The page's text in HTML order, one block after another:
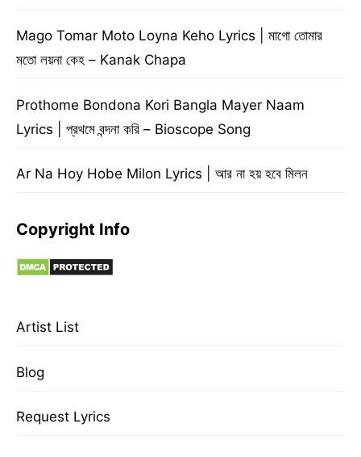
Mago Tomar Moto Loyna Keho Lyrics | মাগো তোমার
মতো লয়না কেহ – Kanak Chapa
Prothome Bondona Kori Bangla Mayer Naam
Lyrics | প্রথমে বন্দনা করি – Bioscope Song
Ar Na Hoy Hobe Milon Lyrics | আর না হয় হবে মিলন
Copyright Info
Artist List
Blog
Request Lyrics